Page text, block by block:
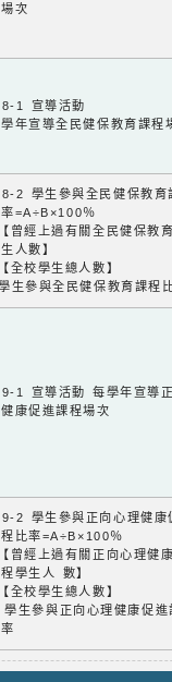
次
1 宣導活動
年宣導全民健保教育課程
2 學生參與全民健保教育
率=A÷B×100％
曾經上過有關全民健保教
人數】
全校學生總人數】
生參與全民健保教育課程
1 宣導活動 每學年宣導
康促進課程場次
2 學生參與正向心理健康
比率=A÷B×100％
曾經上過有關正向心理健
學生人 數】
全校學生總人數】
生參與正向心理健康促進